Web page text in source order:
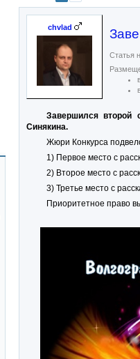
chvlad
Статья
Завершился второй
Синякина.
Жюри Конкурса
1) Первое место с
2) Второе место с
3) Третье место с
Приоритетное право